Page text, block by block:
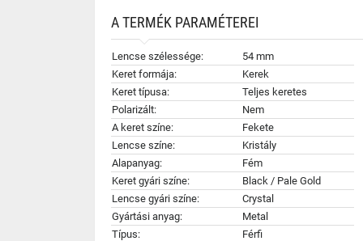
A TERMÉK PARAMÉTEREI
Lencse szélessége:
54 mm
Keret formája:
Kerek
Keret típusa:
Teljes keretes
Polarizált:
Nem
A keret színe:
Fekete
Lencse színe:
Kristály
Alapanyag:
Fém
Keret gyári színe:
Black / Pale Gold
Lencse gyári színe:
Crystal
Gyártási anyag:
Metal
Típus:
Férfi